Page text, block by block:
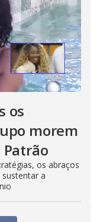
os
morem
Patrão
os abraços
a